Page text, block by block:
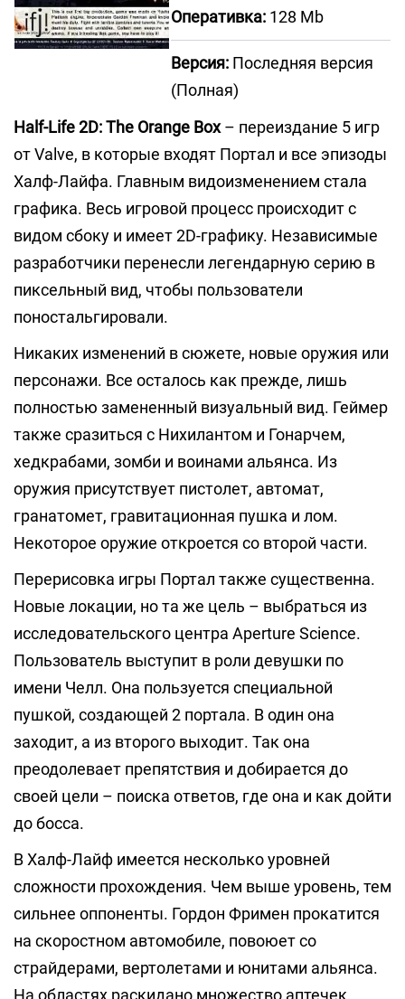
Оперативка: 128 Mb
Версия: Последняя версия
(Полная)
Half-Life 2D: The Orange Box– переиздание 5 игр
от Valve, в которые входят Портал и все эпизоды
Халф-Лайфа. Главным видоизменением стала
графика. Весь игровой процесс происходит с
видом сбоку и имеет 2D-графику. Независимые
разработчики перенесли легендарную серию в
пиксельный вид, чтобы пользователи
поностальгировали.
Никаких изменений в сюжете, новые оружия или
персонажи. Все осталось как прежде, лишь
полностью замененный визуальный вид. Геймер
также сразиться с Нихилантом и Гонарчем,
хедкрабами, зомби и воинами альянса. Из
оружия присутствует пистолет, автомат,
гранатомет, гравитационная пушка и лом.
Некоторое оружие откроется со второй части.
Перерисовка игры Портал также существенна.
Новые локации, но та же цель – выбраться из
исследовательского центра Aperture Science.
Пользователь выступит в роли девушки по
имени Челл. Она пользуется специальной
пушкой, создающей 2 портала. В один она
заходит, а из второго выходит. Так она
преодолевает препятствия и добирается до
своей цели – поиска ответов, где она и как дойти
до босса.
В Халф-Лайф имеется несколько уровней
сложности прохождения. Чем выше уровень, тем
сильнее оппоненты. Гордон Фримен прокатится
на скоростном автомобиле, повоюет со
страйдерами, вертолетами и юнитами альянса.
На областях раскидано множество аптечек,